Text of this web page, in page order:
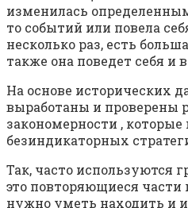
изменилась
то событий или повела
несколько раз, есть
также она поведет себя и
На основе исторических
выработаны и проверены
закономерности ,
безиндикаторных
Так, часто используются
это повторяющиеся части
нужно уметь находить и